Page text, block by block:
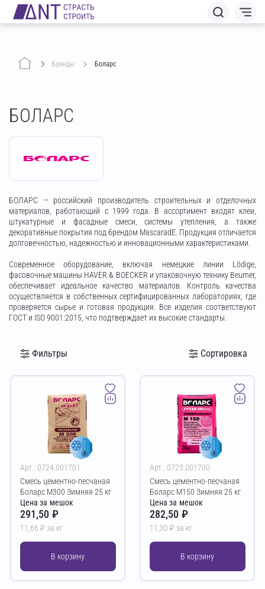
Бренды Боларс
БОЛАРС
БОЛАРС — российский производитель строительных и отделочных
материалов, работающий с 1999 года. В ассортимент входят клеи,
штукатурные и фасадные смеси, системы утепления, а также
декоративные покрытия под брендом MascaradE. Продукция отличается
долговечностью, надежностью и инновационными характеристиками.
Современное оборудование, включая немецкие линии Lödige,
фасовочные машины HAVER & BOECKER и упаковочную технику Beumer,
обеспечивает идеальное качество материалов. Контроль качества
осуществляется в собственных сертифицированных лабораториях, где
проверяется сырье и готовая продукция. Все изделия соответствуют
ГОСТ и ISO 9001:2015, что подтверждает их высокие стандарты.
Фильтры Сортировка
Арт.: 0724.001701
Смесь цементно-песчаная
Боларс М300 Зимняя 25 кг
Цена за мешок
291,50 ₽
11,66 ₽ за кг
В корзину
Арт.: 0723.001700
Смесь цементно-песчаная
Боларс М150 Зимняя 25 кг
Цена за мешок
282,50 ₽
11,30 ₽ за кг
В корзину